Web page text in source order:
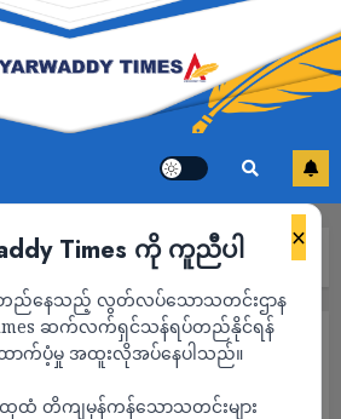
×
Times ကို ကူညီပါ
ည်နေသည့် လွတ်လပ်သောသတင်းဌာန
Times ဆက်လက်ရှင်သန်ရပ်တည်နိုင်ရန်
က်ပံ့မှု အထူးလိုအပ်နေပါသည်။
ထုထံ တိကျမှန်ကန်သောသတင်းများ
Page 6
2024